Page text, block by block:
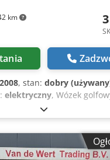
km
2008, stan: dobry
elektryczny, Wózek
4-osobowy, wózek
z ładowarką. Film można
Dostępność – prosimy
stronie internetowej. Ceny
w Nuland. Van de